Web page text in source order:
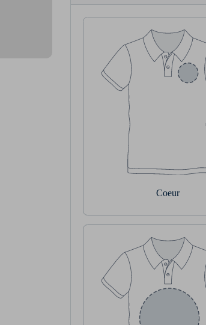
Coeur